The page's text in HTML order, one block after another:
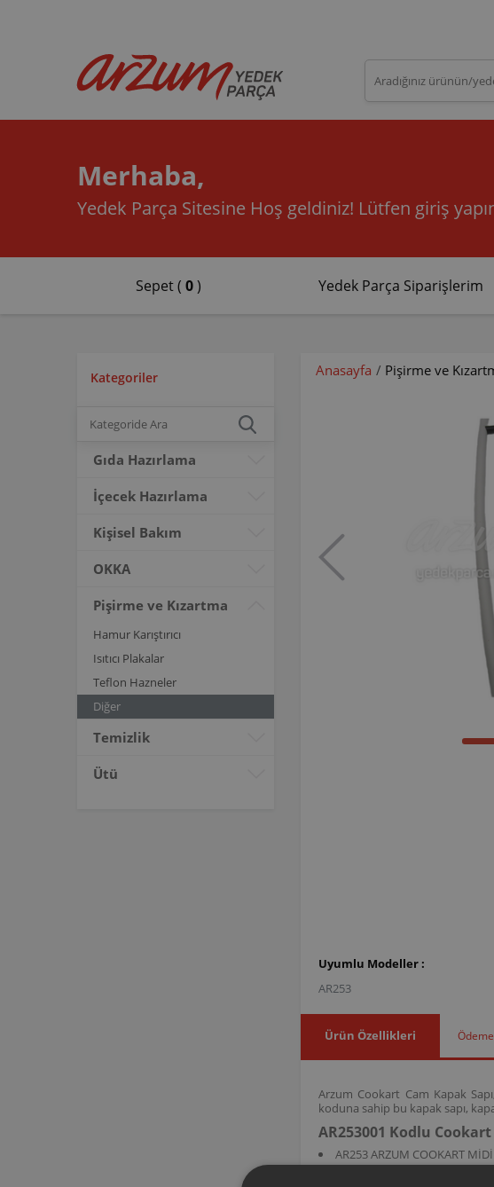
Merhaba,
Yedek Parça Sitesine Hoş geldiniz! Lütfen giriş
Sepet ( 0) Yedek Parça Siparişlerim
Kategoriler
Gıda Hazırlama
İçecek Hazırlama
Kişisel Bakım
OKKA
Pişirme ve Kızartma
Hamur Karıştırıcı
Isıtıcı Plakalar
Teflon Hazneler
Diğer
Temizlik
Ütü
Anasayfa / Pişirme ve
Uyumlu Modeller :
AR253
Ürün Özellikleri
Arzum Cookart Cam Kapak
koduna sahip bu kapak sapı,
AR253001 Kodlu
AR253 ARZUM COOKART
AR253001 ürün kodlu bu